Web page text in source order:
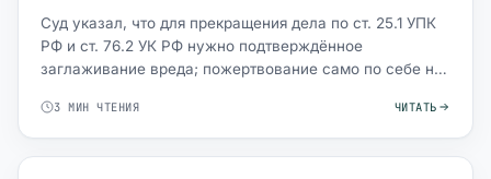
Суд указал, что для прекращения дела по ст. 25.1 УПК
РФ и ст. 76.2 УК РФ нужно подтверждённое
заглаживание вреда; пожертвование само по себе не
3 МИН ЧТЕНИЯ ЧИТАТЬ